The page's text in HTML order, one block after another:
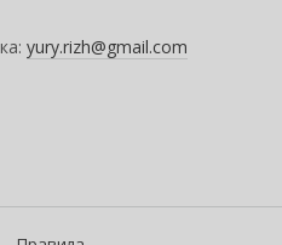
yury.rizh@gmail.com